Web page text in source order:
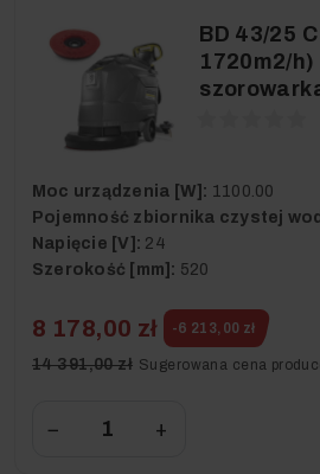
BD 43/25
1720m2/
Moc urządzenia [W]: 1100.00
Pojemność zbiornika czystej
Napięcie [V]: 24
Szerokość [mm]: 520
8 178,00 zł -6 213,00 zł
14 391,00 zł Sugerowana cena
− +